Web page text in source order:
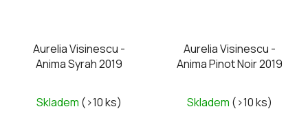
Aurelia Visinescu -
Anima Syrah 2019
Skladem (>10 ks)
Aurelia Visinescu -
Anima Pinot Noir 2019
Skladem (>10 ks)